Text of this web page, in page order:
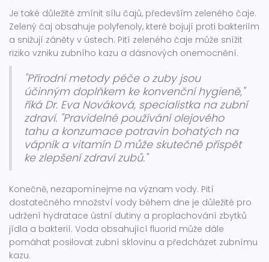
Je také důležité zmínit sílu čajů, především zeleného čaje.
Zelený čaj obsahuje polyfenoly, které bojují proti bakteriím
a snižují záněty v ústech. Pití zeleného čaje může snížit
riziko vzniku zubního kazu a dásnových onemocnění.
"Přírodní metody péče o zuby jsou
účinným doplňkem ke konvenční hygieně,"
říká Dr. Eva Nováková, specialistka na zubní
zdraví. "Pravidelné používání olejového
tahu a konzumace potravin bohatých na
vápník a vitamín D může skutečně přispět
ke zlepšení zdraví zubů."
Konečně, nezapomínejme na význam vody. Pití
dostatečného množství vody během dne je důležité pro
udržení hydratace ústní dutiny a proplachování zbytků
jídla a bakterií. Voda obsahující fluorid může dále
pomáhat posilovat zubní sklovinu a předcházet zubnímu
kazu.